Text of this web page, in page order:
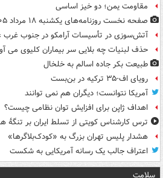
مقاومت یمن؛ دو خیز اساسی
صفحه نخست روزنامه‌های یکشنبه ۱۸ مرداد ۱۴۰۵
آتش‌سوزی در تأسیسات آرامکو در جنوب غرب
حذف لبنیات چه بلایی سر بیماران کلیوی می
طبیعت بکر جاده اسالم به خلخال
رویای اف-۳۵ ترکیه در بن‌بست
آمریکا نتوانست؛ دیگران هم نمی توانند
اهداف ژاپن برای افزایش توان نظامی چیست؟
ترس کارشناس کویتی از تسلط ایران بر تنگۀ
هشدار پلیس تهران بزرگ به «کودک‌بلاگرها»
اعتراف جالب یک رسانه آمریکایی به شکست
سلامت